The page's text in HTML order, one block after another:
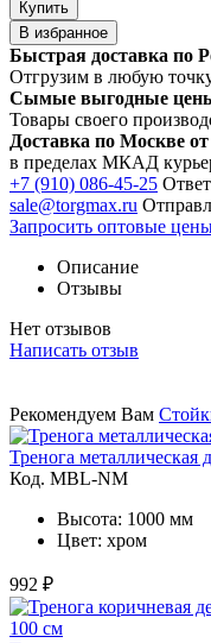
Купить
В избранное
Быстрая доставка по
Отгрузим в любую
Сымые выгодные
Товары своего
Доставка по Москве от
в пределах МКАД
+7 (910) 086-45-25
sale@torgmax.ru
Запросить оптовые
Описание
Отзывы
Нет отзывов
Написать отзыв
Рекомендуем Вам
Тренога металлическая
Код. MBL-NM
Высота: 1000 мм
Цвет: хром
992 ₽